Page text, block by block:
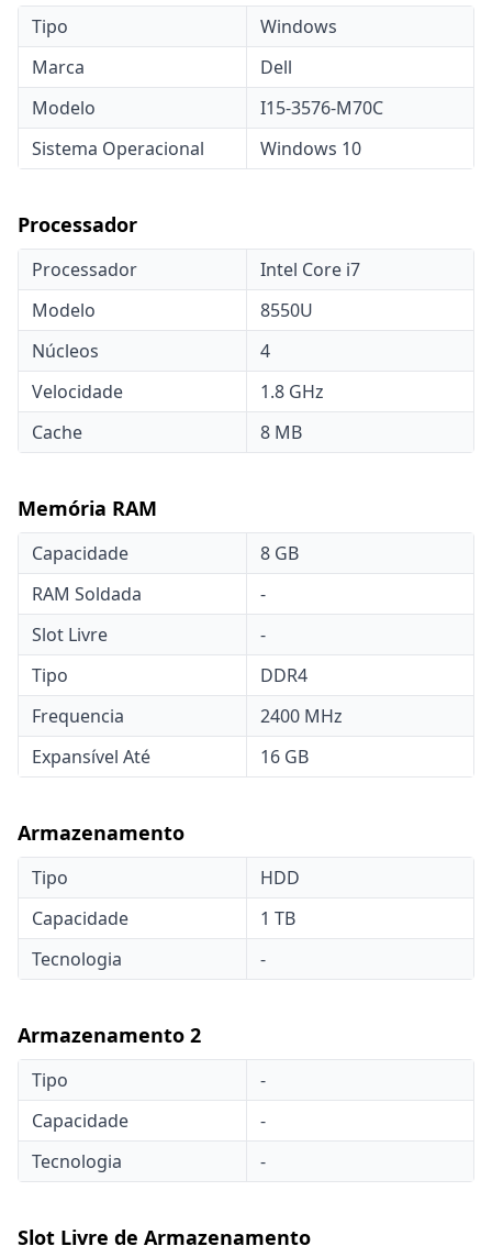
Tipo
Windows
Marca
Dell
Modelo
I15-3576-M70C
Sistema Operacional
Windows 10
Processador
Processador
Intel Core i7
Modelo
8550U
Núcleos
4
Velocidade
1.8 GHz
Cache
8 MB
Memória RAM
Capacidade
8 GB
RAM Soldada
-
Slot Livre
-
Tipo
DDR4
Frequencia
2400 MHz
Expansível Até
16 GB
Armazenamento
Tipo
HDD
Capacidade
1 TB
Tecnologia
-
Armazenamento 2
Tipo
-
Capacidade
-
Tecnologia
-
Slot Livre de Armazenamento